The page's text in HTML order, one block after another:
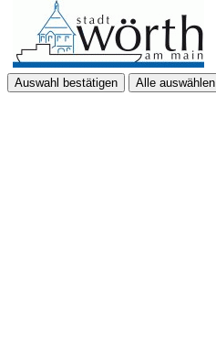
Auswahl bestätigen Alle auswählen